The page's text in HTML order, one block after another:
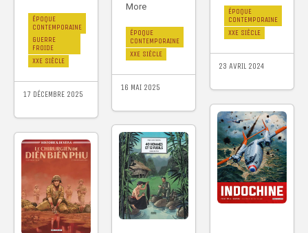
ÉPOQUE
CONTEMPORAINE
GUERRE
FROIDE
XXE SIÈCLE
17 DÉCEMBRE 2025
More
ÉPOQUE
CONTEMPORAINE
XXE SIÈCLE
16 MAI 2025
ÉPOQUE
CONTEMPORAINE
XXE SIÈCLE
23 AVRIL 2024